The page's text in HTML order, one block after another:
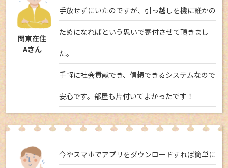
関東在住
Aさん
手放せずにいたのですが、引っ越しを機に誰かの
ためになればという思いで寄付させて頂きまし
た。
手軽に社会貢献でき、信頼できるシステムなので
安心です。部屋も片付いてよかったです！
今やスマホでアプリをダウンロードすれば簡単に